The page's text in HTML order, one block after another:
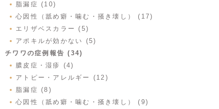
脂漏症 (10)
心因性（舐め癖・噛む・掻き壊し） (17)
エリザベスカラー (5)
アポキルが効かない (5)
チワワの症例報告 (34)
膿皮症・湿疹 (4)
アトピー・アレルギー (12)
脂漏症 (8)
心因性（舐め癖・噛む・掻き壊し） (9)